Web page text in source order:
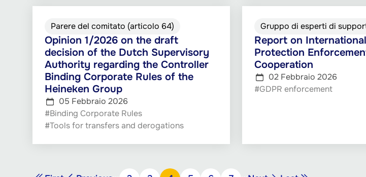
Opinion 1/2026 on the draft
decision of the Dutch Supervisory
Authority regarding the Controller
Binding Corporate Rules of the
Heineken Group
Parere del comitato (articolo 64)
05 Febbraio 2026
#Binding Corporate Rules
#Tools for transfers and derogations
Report on
Protection
Cooperation
Gruppo di esperti di
02 Febbraio 2026
#GDPR enforcement